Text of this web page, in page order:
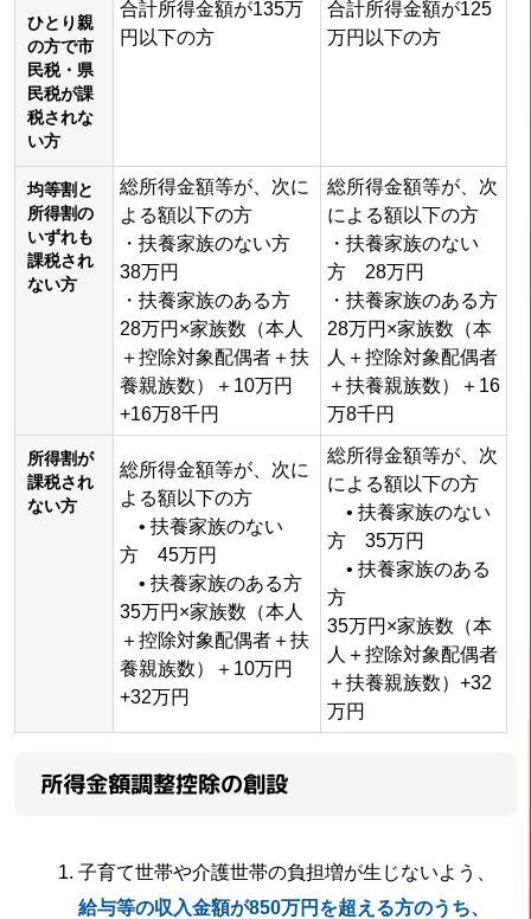
ひとり親
の方で市
民税・県
民税が課
税されな
い方
合計所得金額が135万
円以下の方
合計所得金額が125
万円以下の方
均等割と
所得割の
いずれも
課税され
ない方
総所得金額等が、次に
よる額以下の方
・扶養家族のない方
38万円
・扶養家族のある方
28万円×家族数（本人
＋控除対象配偶者＋扶
養親族数）＋10万円
+16万8千円
総所得金額等が、次
による額以下の方
・扶養家族のない
方 28万円
・扶養家族のある方
28万円×家族数（本
人＋控除対象配偶者
＋扶養親族数）＋16
万8千円
所得割が
課税され
ない方
総所得金額等が、次に
よる額以下の方
• 扶養家族のない
方 45万円
• 扶養家族のある方
35万円×家族数（本人
＋控除対象配偶者＋扶
養親族数）＋10万円
+32万円
総所得金額等が、次
による額以下の方
• 扶養家族のない
方 35万円
• 扶養家族のある
方
35万円×家族数（本
人＋控除対象配偶者
＋扶養親族数）+32
万円
所得金額調整控除の創設
子育て世帯や介護世帯の負担増が生じないよう、
給与等の収入金額が850万円を超える方のうち、